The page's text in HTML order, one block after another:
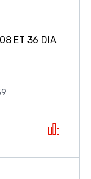
ET 36 DIA